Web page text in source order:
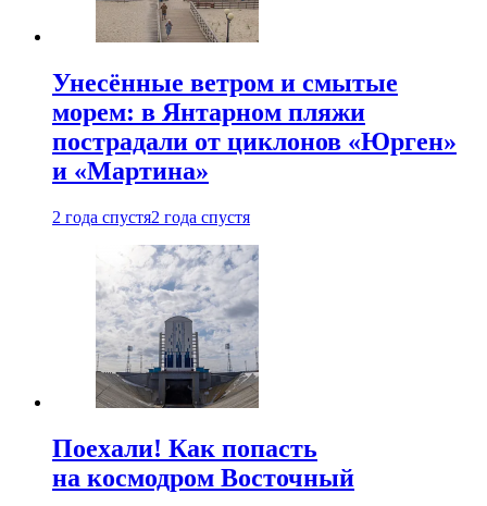
Унесённые ветром и смытые
морем: в Янтарном пляжи
пострадали от циклонов «Юрген»
и «Мартина»
2 года спустя2 года спустя
Поехали! Как попасть
на космодром Восточный